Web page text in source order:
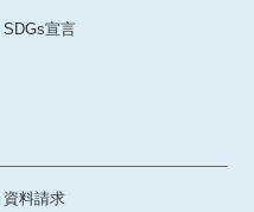
SDGs宣言
資料請求